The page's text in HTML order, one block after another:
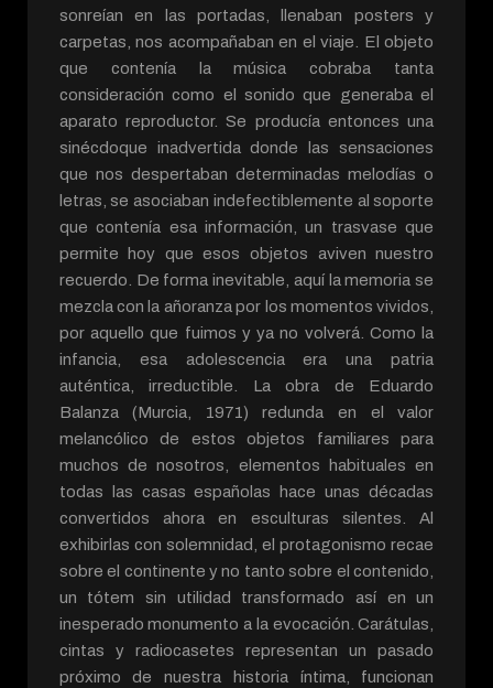
sonreían en las portadas, llenaban posters y
carpetas, nos acompañaban en el viaje. El objeto
que contenía la música cobraba tanta
consideración como el sonido que generaba el
aparato reproductor. Se producía entonces una
sinécdoque inadvertida donde las sensaciones
que nos despertaban determinadas melodías o
letras, se asociaban indefectiblemente al soporte
que contenía esa información, un trasvase que
permite hoy que esos objetos aviven nuestro
recuerdo. De forma inevitable, aquí la memoria se
mezcla con la añoranza por los momentos vividos,
por aquello que fuimos y ya no volverá. Como la
infancia, esa adolescencia era una patria
auténtica, irreductible. La obra de Eduardo
Balanza (Murcia, 1971) redunda en el valor
melancólico de estos objetos familiares para
muchos de nosotros, elementos habituales en
todas las casas españolas hace unas décadas
convertidos ahora en esculturas silentes. Al
exhibirlas con solemnidad, el protagonismo recae
sobre el continente y no tanto sobre el contenido,
un tótem sin utilidad transformado así en un
inesperado monumento a la evocación. Carátulas,
cintas y radiocasetes representan un pasado
próximo de nuestra historia íntima, funcionan